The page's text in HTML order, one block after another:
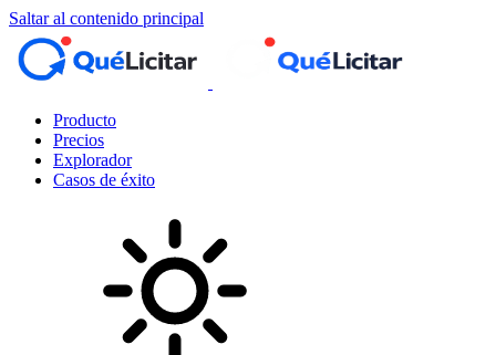
Saltar al contenido principal
Producto
Precios
Explorador
Casos de éxito